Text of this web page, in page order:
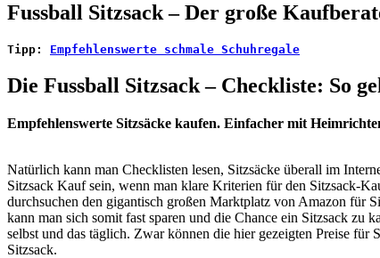
Fussball Sitzsack – Der große
Tipp: Empfehlenswerte schmale Schuhregale
Die Fussball Sitzsack – Checkliste: So
Empfehlenswerte Sitzsäcke kaufen. Einfacher mit
Natürlich kann man Checklisten lesen, Sitzsäcke überall im
Sitzsack Kauf sein, wenn man klare Kriterien für den Sitzsack-
durchsuchen den gigantisch großen Marktplatz von Amazon für
kann man sich somit fast sparen und die Chance ein Sitzsack zu
selbst und das täglich. Zwar können die hier gezeigten Preise für
Sitzsack.